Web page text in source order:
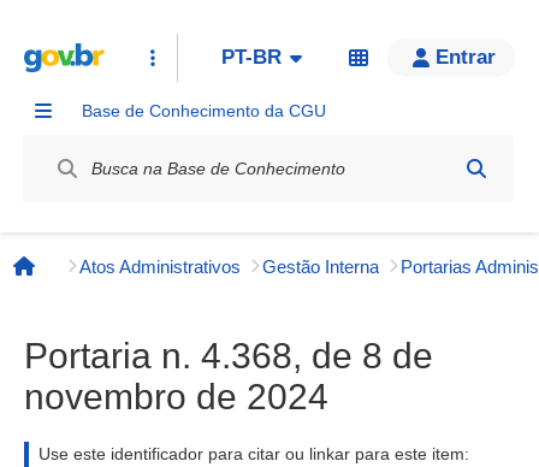
PT-BR Entrar
Base de Conhecimento da CGU
Página inicial
Atos Administrativos Gestão Interna
Portaria n. 4.368, de 8 de
novembro de 2024
Use este identificador para citar ou linkar para este item: